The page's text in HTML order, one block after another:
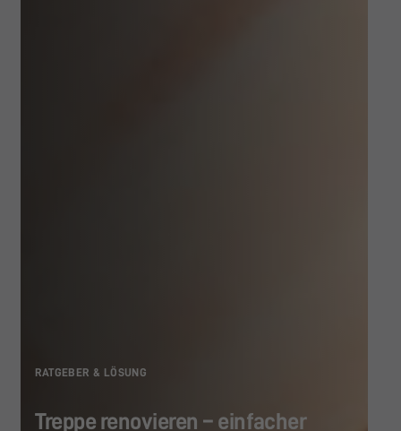
RATGEBER & LÖSUNG
Treppe renovieren – einfacher